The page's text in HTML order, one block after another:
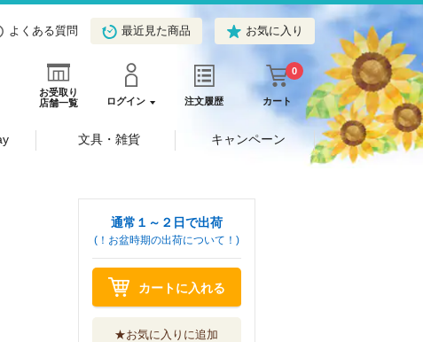
よくある質問 最近見た商品 お気に入り
お受取り
店舗一覧
ログイン 注文履歴 カート
0
文具・雑貨 キャンペーン
通常１～２日で出荷
(！お盆時期の出荷について！)
カートに入れる
★お気に入りに追加